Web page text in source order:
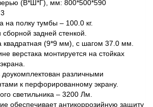
(В*Ш*Г), мм: 800*500*590
на полку тумбы – 100.0 кг.
задней стенкой.
(9*9 мм), с шагом 37.0 мм.
верстака монтируется на стойках
различными
к перфорированному экрану.
светильника – 3200 Лм.
обеспечивает антикоррозийную защиту